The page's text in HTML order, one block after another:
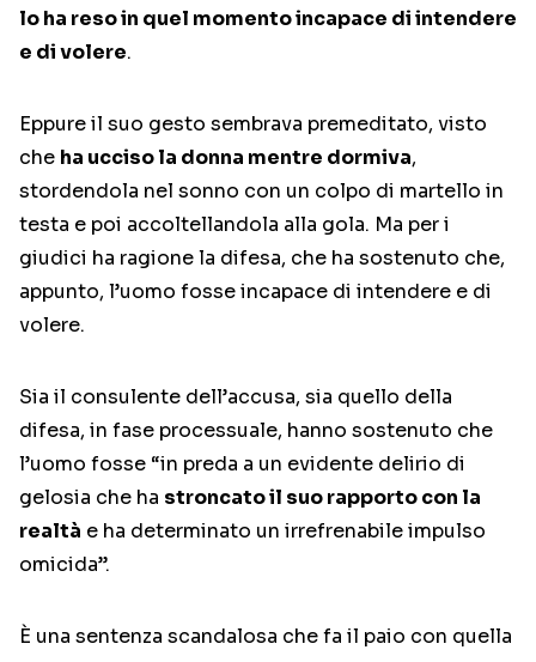
lo ha reso in quel momento incapace di intendere
e di volere.
Eppure il suo gesto sembrava premeditato, visto
che ha ucciso la donna mentre dormiva,
stordendola nel sonno con un colpo di martello in
testa e poi accoltellandola alla gola. Ma per i
giudici ha ragione la difesa, che ha sostenuto che,
appunto, l’uomo fosse incapace di intendere e di
volere.
Sia il consulente dell’accusa, sia quello della
difesa, in fase processuale, hanno sostenuto che
l’uomo fosse “in preda a un evidente delirio di
gelosia che ha stroncato il suo rapporto con la
realtà e ha determinato un irrefrenabile impulso
omicida”.
È una sentenza scandalosa che fa il paio con quella